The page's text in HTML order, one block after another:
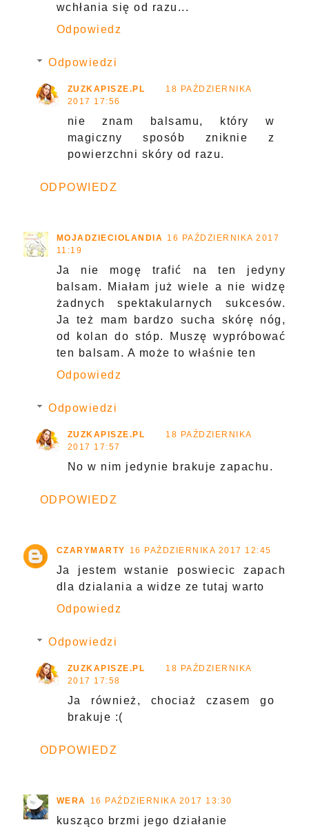
wchłania się od razu...
Odpowiedz
Odpowiedzi
ZUZKAPISZE.PL
18 PAŹDZIERNIKA
2017 17:56
nie znam balsamu, który w
magiczny sposób zniknie z
powierzchni skóry od razu.
ODPOWIEDZ
MOJADZIECIOLANDIA
16 PAŹDZIERNIKA 2017
11:19
Ja nie mogę trafić na ten jedyny
balsam. Miałam już wiele a nie widzę
żadnych spektakularnych sukcesów.
Ja też mam bardzo sucha skórę nóg,
od kolan do stóp. Muszę wypróbować
ten balsam. A może to właśnie ten
Odpowiedz
Odpowiedzi
ZUZKAPISZE.PL
18 PAŹDZIERNIKA
2017 17:57
No w nim jedynie brakuje zapachu.
ODPOWIEDZ
CZARYMARTY 16 PAŹDZIERNIKA 2017 12:45
Ja jestem wstanie poswiecic zapach
dla dzialania a widze ze tutaj warto
Odpowiedz
Odpowiedzi
ZUZKAPISZE.PL
18 PAŹDZIERNIKA
2017 17:58
Ja również, chociaż czasem go
brakuje :(
ODPOWIEDZ
WERA 16 PAŹDZIERNIKA 2017 13:30
kusząco brzmi jego działanie